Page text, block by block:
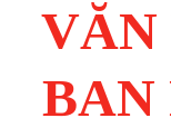
VĂN
BAN